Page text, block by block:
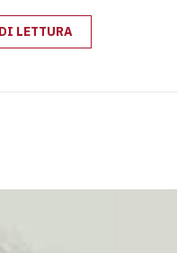
LETTURA